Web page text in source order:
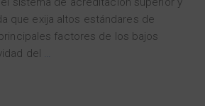
que exija altos estándares de
factores de los bajos
del